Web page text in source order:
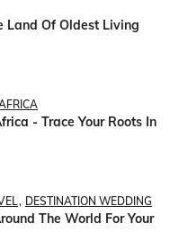
Land Of Oldest Living
- Trace Your Roots In
DESTINATION WEDDING
The World For Your